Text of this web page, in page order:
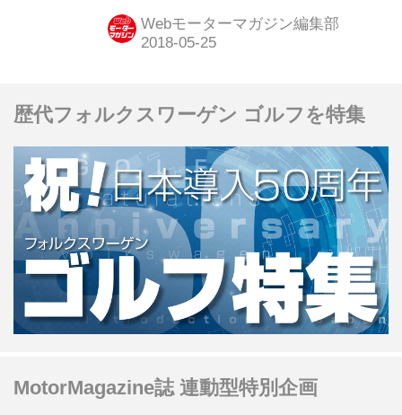
2018年秋以降を予定しているという。
さらに、10台限定の「M4カブリオレ
Webモーターマガジン編集部
歴代フォルクスワーゲン ゴルフを特集
MotorMagazine誌 連動型特別企画